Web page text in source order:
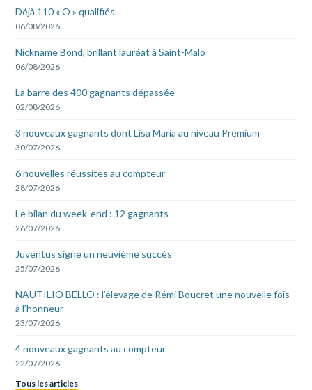
Déjà 110 « O » qualifiés
06/08/2026
Nickname Bond, brillant lauréat à Saint-Malo
06/08/2026
La barre des 400 gagnants dépassée
02/08/2026
3 nouveaux gagnants dont Lisa Maria au niveau Premium
30/07/2026
6 nouvelles réussites au compteur
28/07/2026
Le bilan du week-end : 12 gagnants
26/07/2026
Juventus signe un neuvième succès
25/07/2026
NAUTILIO BELLO : l’élevage de Rémi Boucret une nouvelle fois
à l’honneur
23/07/2026
4 nouveaux gagnants au compteur
22/07/2026
Tous les articles